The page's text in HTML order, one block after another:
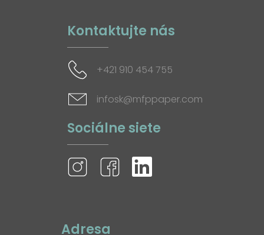
Kontaktujte nás
+421 910 454 755
infosk@mfppaper.com
Sociálne siete
Adresa